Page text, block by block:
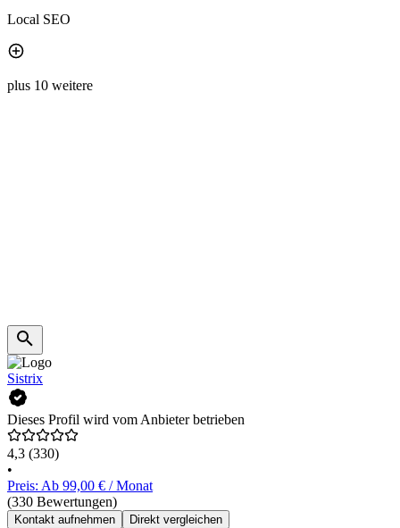
Local SEO
plus 10 weitere
Sistrix
Dieses Profil wird vom Anbieter betrieben
4,3 (330)
•
Preis: Ab 99,00 € / Monat
(330 Bewertungen)
Kontakt aufnehmen Direkt vergleichen